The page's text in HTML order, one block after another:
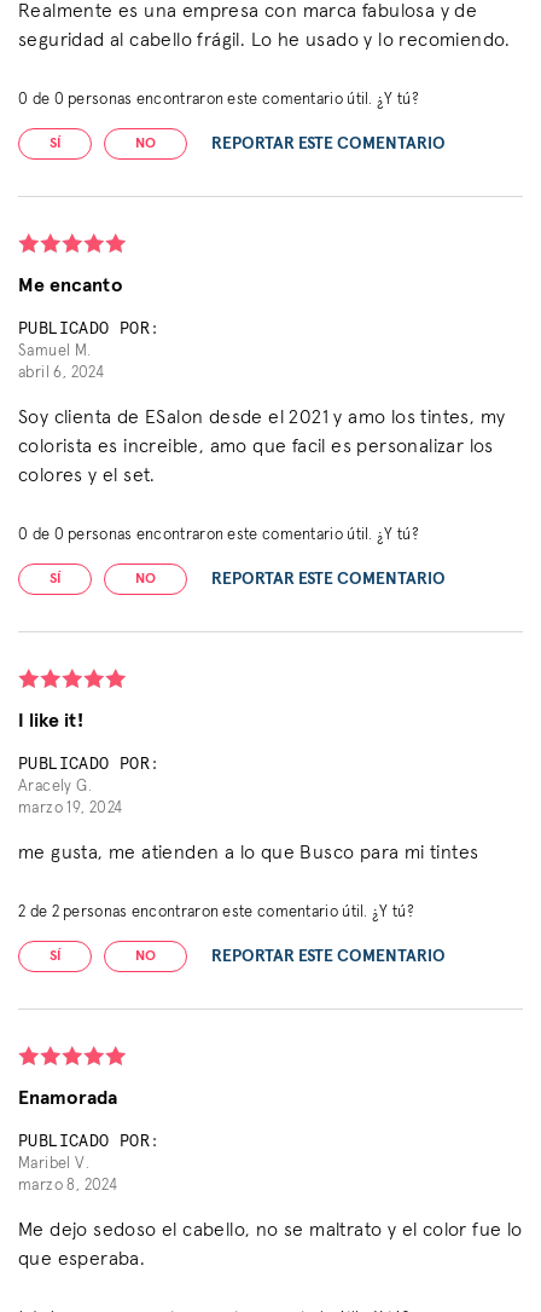
Realmente es una empresa con marca fabulosa y de
seguridad al cabello frágil. Lo he usado y lo recomiendo.
0 de 0 personas encontraron este comentario útil. ¿Y tú?
SÍ NO REPORTAR ESTE COMENTARIO
Me encanto
PUBLICADO POR:
Samuel M.
abril 6, 2024
Soy clienta de ESalon desde el 2021 y amo los tintes, my
colorista es increible, amo que facil es personalizar los
colores y el set.
0 de 0 personas encontraron este comentario útil. ¿Y tú?
SÍ NO REPORTAR ESTE COMENTARIO
I like it!
PUBLICADO POR:
Aracely G.
marzo 19, 2024
me gusta, me atienden a lo que Busco para mi tintes
2 de 2personas encontraron este comentario útil. ¿Y tú?
SÍ NO REPORTAR ESTE COMENTARIO
Enamorada
PUBLICADO POR:
Maribel V.
marzo 8, 2024
Me dejo sedoso el cabello, no se maltrato y el color fue lo
que esperaba.